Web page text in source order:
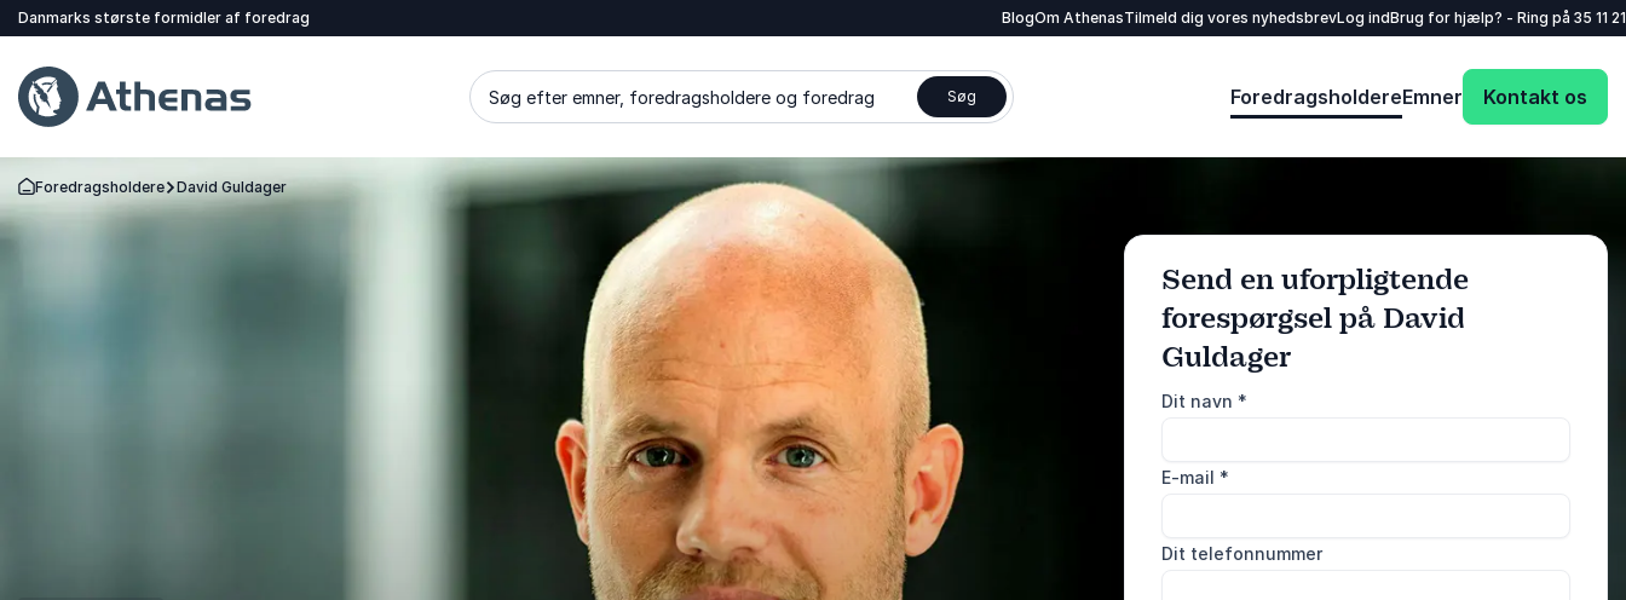
Danmarks største formidler af foredrag BlogOm AthenasTilmeld dig vores nyhedsbrevLog indBrug for hjælp? - Ring på 35 11
Søg efter emner, foredragsholdere og foredrag Søg ForedragsholdereEmner Kontakt os
Tilbage til forsiden
Foredragsholdere David Guldager
Send en uforpligtende
forespørgsel på David
Guldager
Dit navn *
E-mail *
Dit telefonnummer
Send forespørgsel